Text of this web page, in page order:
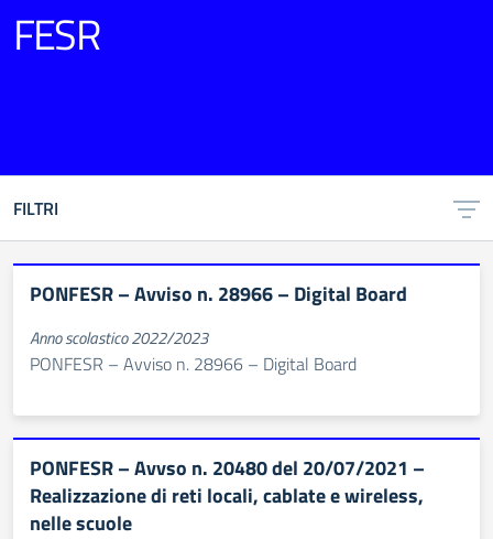
FESR
FILTRI
PONFESR – Avviso n. 28966 – Digital Board
Anno scolastico 2022/2023
PONFESR – Avviso n. 28966 – Digital Board
PONFESR – Avvso n. 20480 del 20/07/2021 –
Realizzazione di reti locali, cablate e wireless,
nelle scuole